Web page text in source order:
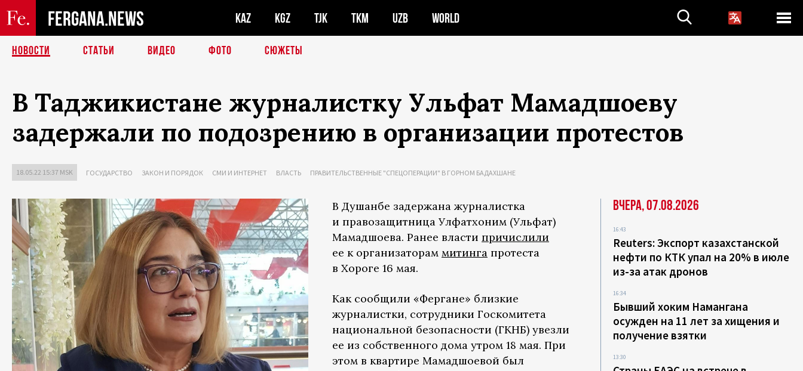
FERGANA.NEWS KAZ KGZ TJK TKM UZB WORLD
НОВОСТИ СТАТЬИ ВИДЕО ФОТО СЮЖЕТЫ
В Таджикистане журналистку Ульфат Мамадшоеву
задержали по подозрению в организации протестов
18.05.22 15:37 MSK ГОСУДАРСТВО ЗАКОН И ПОРЯДОК СМИ И ИНТЕРНЕТ ВЛАСТЬ ПРАВИТЕЛЬСТВЕННЫЕ "СПЕЦОПЕРАЦИИ" В ГОРНОМ БАДАХШАНЕ
В Душанбе задержана журналистка
и правозащитница Улфатхоним (Ульфат)
Мамадшоева. Ранее власти причислили
ее к организаторам митинга протеста
в Хороге 16 мая.
Как сообщили «Фергане» близкие
журналистки, сотрудники Госкомитета
национальной безопасности (ГКНБ) увезли
ее из собственного дома утром 18 мая. При
этом в квартире Мамадшоевой был
Вчера, 07.08.2026
16:43
Reuters: Экспорт казахстанской
нефти по КТК упал на 20% в июле
из-за атак дронов
16:34
Бывший хоким Намангана
осужден на 11 лет за хищения и
получение взятки
13:30